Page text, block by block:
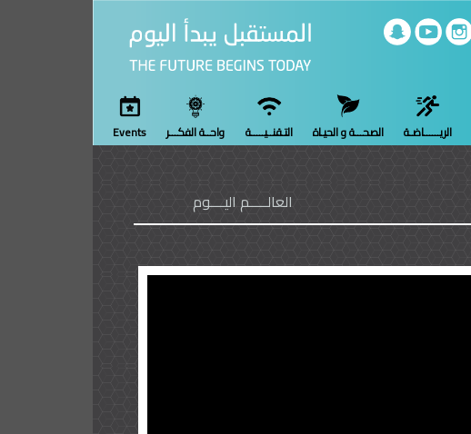
الريــــــاضـة الصحـــة و الحيـاة التـقنــيـــــة واحــة الفكـــر Events
العالـــــم اليــــوم